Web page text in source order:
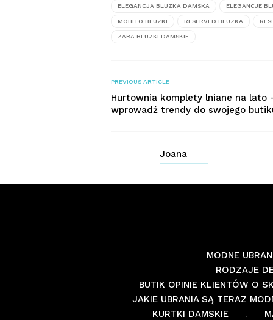
ELEGANCJA BLUZKA DAMSKA ELEGANCJE
MOHITO BLUZKI RESERVED BLUZKA
ZARA BLUZKI DAMSKIE
PREVIOUS ARTICLE
Hurtownia komplety lniane na lato
wprowadź trendy do swojego
Joana
MODNE
RODZAJE
BUTIK OPINIE KLIENTÓW O
JAKIE UBRANIA SĄ TERAZ
KURTKI DAMSKIE